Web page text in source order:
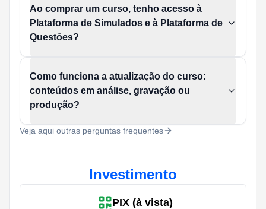
Ao comprar um curso, tenho acesso à
Plataforma de Simulados e à Plataforma de
Questões?
Como funciona a atualização do curso:
conteúdos em análise, gravação ou
produção?
Veja aqui outras perguntas frequentes
Investimento
PIX (à vista)